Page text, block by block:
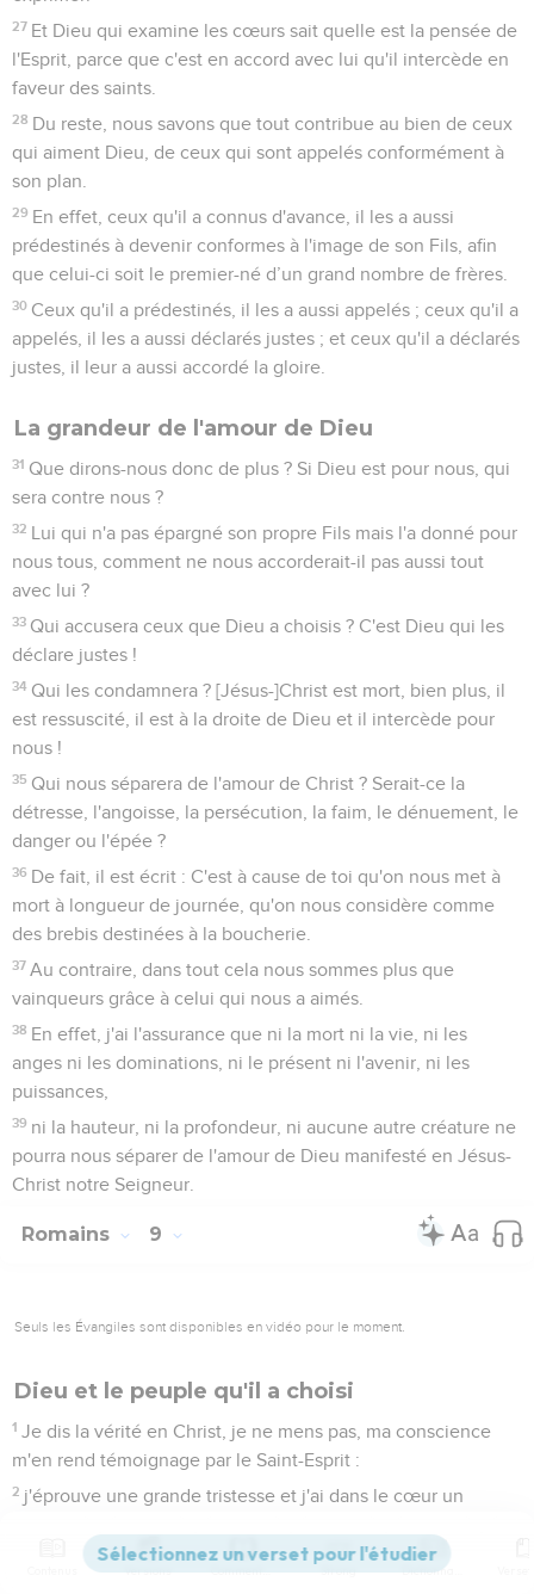
27 Et Dieu qui examine les cœurs sait quelle est la pensée de
l'Esprit, parce que c'est en accord avec lui qu'il intercède en
faveur des saints.
28 Du reste, nous savons que tout contribue au bien de ceux
qui aiment Dieu, de ceux qui sont appelés conformément à
son plan.
29 En effet, ceux qu'il a connus d'avance, il les a aussi
prédestinés à devenir conformes à l'image de son Fils, afin
que celui-ci soit le premier-né d’un grand nombre de frères.
30 Ceux qu'il a prédestinés, il les a aussi appelés ; ceux qu'il a
appelés, il les a aussi déclarés justes ; et ceux qu'il a déclarés
justes, il leur a aussi accordé la gloire.
La grandeur de l'amour de Dieu
31 Que dirons-nous donc de plus ? Si Dieu est pour nous, qui
sera contre nous ?
32 Lui qui n'a pas épargné son propre Fils mais l'a donné pour
nous tous, comment ne nous accorderait-il pas aussi tout
avec lui ?
33 Qui accusera ceux que Dieu a choisis ? C'est Dieu qui les
déclare justes !
34 Qui les condamnera ? [Jésus-]Christ est mort, bien plus, il
est ressuscité, il est à la droite de Dieu et il intercède pour
nous !
35 Qui nous séparera de l'amour de Christ ? Serait-ce la
détresse, l'angoisse, la persécution, la faim, le dénuement, le
danger ou l'épée ?
36 De fait, il est écrit : C'est à cause de toi qu'on nous met à
mort à longueur de journée, qu'on nous considère comme
des brebis destinées à la boucherie.
37 Au contraire, dans tout cela nous sommes plus que
vainqueurs grâce à celui qui nous a aimés.
38 En effet, j'ai l'assurance que ni la mort ni la vie, ni les
anges ni les dominations, ni le présent ni l'avenir, ni les
puissances,
39 ni la hauteur, ni la profondeur, ni aucune autre créature ne
pourra nous séparer de l'amour de Dieu manifesté en Jésus-
Christ notre Seigneur.
Romains 9
Seuls les Évangiles sont disponibles en vidéo pour le moment.
Dieu et le peuple qu'il a choisi
1 Je dis la vérité en Christ, je ne mens pas, ma conscience
m'en rend témoignage par le Saint-Esprit :
2 j'éprouve une grande tristesse et j'ai dans le cœur un
Oui, je voudrais être moi-même maudit et séparé de Christ
Versions Commentaires Strong